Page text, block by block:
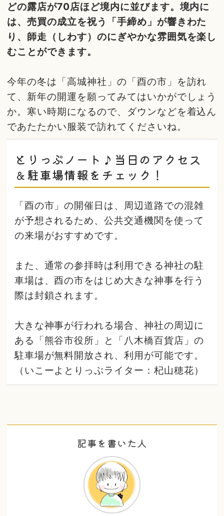
どの露店が70店ほど境内に並びます。境内に
は、売買の成立を祝う「手締め」が響きわた
り、師走（しわす）のにぎやかな雰囲気を楽し
むことができます。
今年の冬は「高城神社」の「酉の市」を訪れ
て、新年の開運を願ってみてはいかがでしょう
か。寒い時期になるので、ダウンなどを着込ん
であたたかい服装で訪れてくださいね。
とりっぷノート♪当日のアクセス
＆駐車場情報をチェック！
「酉の市」の開催日は、周辺道路での混雑
が予想されるため、公共交通機関を使って
の来場がおすすめです。
また、通常の参拝時は利用できる神社の駐
車場は、酉の市をはじめ大きな神事を行う
際は封鎖されます。
大きな神事が行われる場合、神社の周辺に
ある「熊谷市役所」と「八木橋百貨店」の
駐車場が無料開放され、利用が可能です。
（いこーよとりっぷライター：杞山穂花）
記事を書いた人